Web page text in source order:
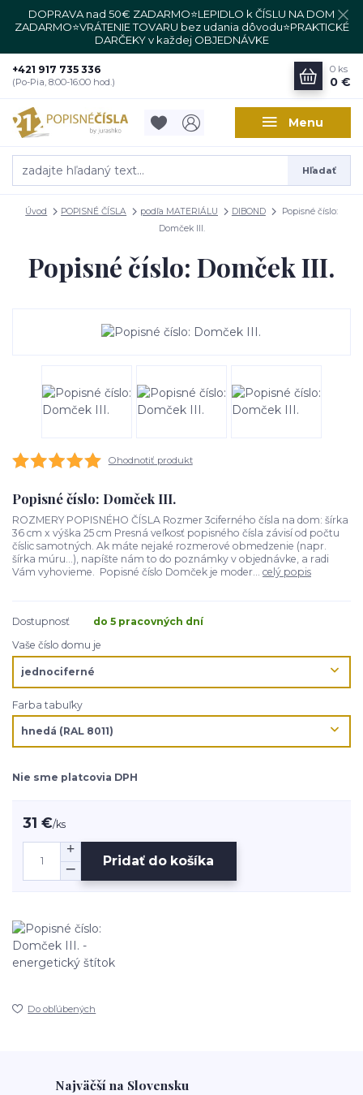
DOPRAVA nad 50€ ZADARMO⭐LEPIDLO k ČÍSLU NA DOM
ZADARMO⭐VRÁTENIE TOVARU bez udania dôvodu⭐PRAKTICKÉ
DARČEKY v každej OBJEDNÁVKE
Menu
Hľadať
+421 917 735 336
(Po-Pia, 8:00-16:00 hod.)
0 ks
0 €
Úvod POPISNÉ ČÍSLA podľa MATERIÁLU DIBOND
Popisné číslo:
Domček III.
Popisné číslo: Domček III.
Ohodnotiť produkt
Popisné číslo: Domček III.
ROZMERY POPISNÉHO ČÍSLA Rozmer 3ciferného čísla na dom: šírka
36 cm x výška 25 cm Presná veľkosť popisného čísla závisí od počtu
číslic samotných. Ak máte nejaké rozmerové obmedzenie (napr.
šírka múru...), napíšte nám to do poznámky v objednávke, a radi
Vám vyhovieme. Popisné číslo Domček je moder... celý popis
Dostupnosť
do 5 pracovných dní
Vaše číslo domu je
Farba tabuľky
Nie sme platcovia DPH
31 €/ks
Pridať do košíka
Do obľúbených
Najväčší na Slovensku